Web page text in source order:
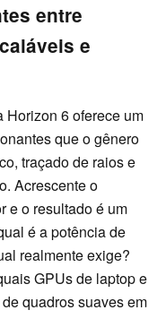
entre
e
Horizon 6 oferece um
que o gênero
traçado de raios e
Acrescente o
e o resultado é um
é a potência de
realmente exige?
GPUs de laptop e
quadros suaves em